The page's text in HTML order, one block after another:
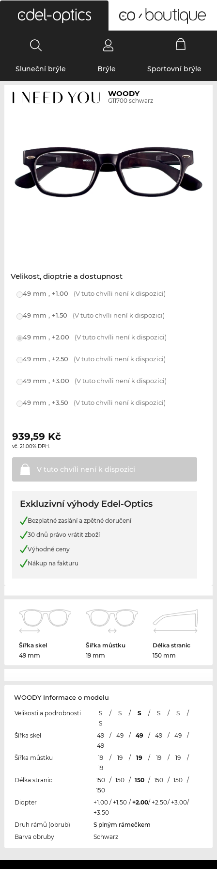
Sluneční brýle Brýle Sportovní brýle
WOODY
G11700 schwarz
Velikost, dioptrie a dostupnost
49 mm , +1.00 (V tuto chvíli není k dispozici)
49 mm , +1.50 (V tuto chvíli není k dispozici)
49 mm , +2.00 (V tuto chvíli není k dispozici)
49 mm , +2.50 (V tuto chvíli není k dispozici)
49 mm , +3.00 (V tuto chvíli není k dispozici)
49 mm , +3.50 (V tuto chvíli není k dispozici)
939,59 Kč
vč. 21.00% DPH.
V tuto chvíli není k dispozici
Exkluzivní výhody Edel-Optics
Bezplatné zaslání a zpětné doručení
30 dnů právo vrátit zboží
Výhodné ceny
Nákup na fakturu
Šířka skel
49 mm
Šířka můstku
19 mm
Délka stranic
150 mm
WOODY Informace o modelu
Velikosti a podrobnosti S / S / S / S / S
/
S
Šířka skel
49 / 49 / 49 / 49 / 49
/
49
Šířka můstku
19 / 19 / 19 / 19 / 19
/
19
Délka stranic
150 / 150 / 150 / 150 / 150 /
150
Diopter
+1.00 / +1.50 / +2.00/ +2.50/ +3.00/
+3.50
Druh rámů (obrub)
S plným rámečkem
Barva obruby
Schwarz